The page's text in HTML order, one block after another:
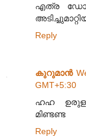
എത്ര
Reply
കുറുമാന്‍
GMT+5:30
ഹഹ
മിണ്ടണ്ട
Reply